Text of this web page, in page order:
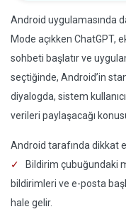
Android uygulamasında
Mode açıkken ChatGPT,
sohbeti başlatır ve
seçtiğinde, Android’in
diyalogda, sistem
verileri paylaşacağı
Android tarafında dikkat
Bildirim çubuğundaki
bildirimleri ve e-posta
hale gelir.